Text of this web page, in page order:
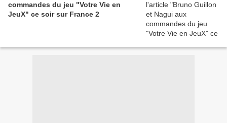
commandes du jeu "Votre Vie en
JeuX" ce soir sur France 2